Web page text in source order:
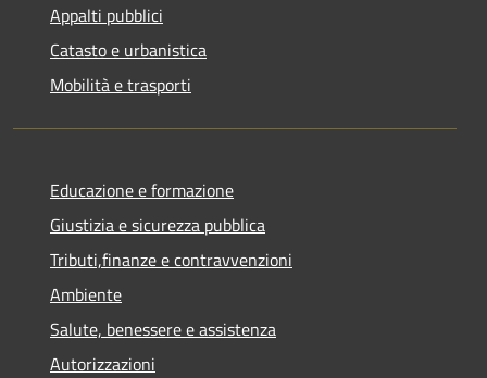
Appalti pubblici
Catasto e urbanistica
Mobilità e trasporti
Educazione e formazione
Giustizia e sicurezza pubblica
Tributi,finanze e contravvenzioni
Ambiente
Salute, benessere e assistenza
Autorizzazioni